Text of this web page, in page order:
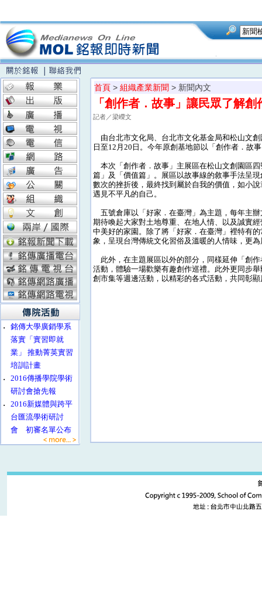
‧
銘傳大學廣銷學系
落實「實習即就
業」 推動菁英實習
培訓計畫
‧
2016傳播學院學術
研討會搶先報
‧
2016新媒體與跨平
台匯流學術研討
會 初審名單公布
首頁 > 組織產業新聞 > 新聞內文
「創作者．故事」讓民眾了解創
記者／梁嶸文
由台北市文化局、台北市文化基金局和松山文
日至12月20日。今年原創基地節以「創作者．故
本次「創作者．故事」主展區在松山文創園區
篇」及「價值篇」。展區以故事線的敘事手法呈
數次的挫折後，最終找到屬於自我的價值，如小
遇見不平凡的自己。
五號倉庫以「好家．在臺灣」為主題，每年主
期待喚起大家對土地尊重、在地人情、以及誠實
中美好的家園。除了將「好家．在臺灣」裡特有
象，呈現台灣傳統文化習俗及溫暖的人情味，更
此外，在主題展區以外的部分，同樣延伸「創
活動，體驗一場歡樂有趣創作巡禮。此外更同步
創市集等週邊活動，以精彩的各式活動，共同彰